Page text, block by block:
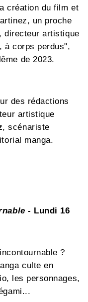
création du film et
un proche
directeur artistique
à corps perdus",
de 2023.
des rédactions
artistique
, scénariste
manga.
- Lundi 16
?
culte en
les personnages,